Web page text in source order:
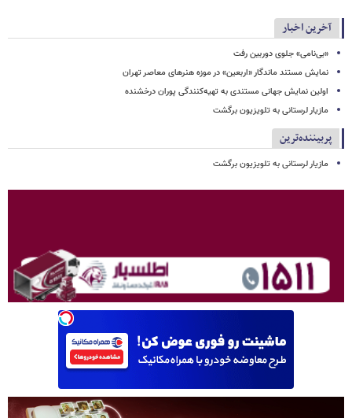
آخرین اخبار
«بی‌نامی» جلوی دوربین رفت
نمایش مستند ماندگار «اربعین» در موزه هنرهای معاصر تهران
اولین نمایش جهانی مستندی به تهیه‌کنندگی پوران درخشنده
مازیار لرستانی به تلویزیون برگشت
پربیننده‌ترین
مازیار لرستانی به تلویزیون برگشت